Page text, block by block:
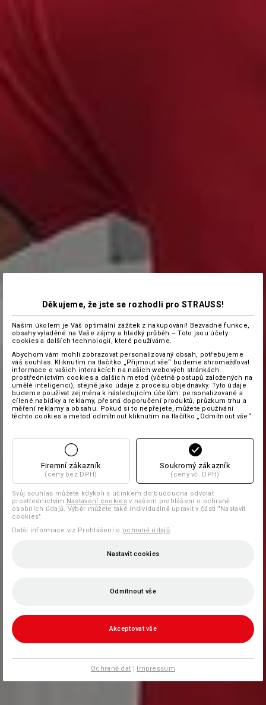
Děkujeme, že jste se rozhodli pro STRAUSS!
Naším úkolem je Váš optimální zážitek z nakupování! Bezvadné funkce,
obsahy vyladěné na Vaše zájmy a hladký průběh – Toto jsou účely
cookies a dalších technologií, které používáme.
Abychom vám mohli zobrazovat personalizovaný obsah, potřebujeme
váš souhlas. Kliknutím na tlačítko „Přijmout vše“ budeme shromažďovat
informace o vašich interakcích na našich webových stránkách
prostřednictvím cookies a dalších metod (včetně postupů založených na
umělé inteligenci), stejně jako údaje z procesu objednávky. Tyto údaje
budeme používat zejména k následujícím účelům: personalizované a
cílené nabídky a reklamy, přesná doporučení produktů, průzkum trhu a
měření reklamy a obsahu. Pokud si to nepřejete, můžete používání
těchto cookies a metod odmítnout kliknutím na tlačítko „Odmítnout vše“.
Firemní zákazník
(ceny bez DPH)
Soukromý zákazník
(ceny vč. DPH)
Svůj souhlas můžete kdykoli s účinkem do budoucna odvolat
prostřednictvím Nastavení cookiesv našem prohlášení o ochraně
osobních údajů. Výběr můžete také individuálně upravit v části "Nastavit
cookies".
Další informace viz Prohlášení o ochraně údajů.
Nastavit cookies
Odmítnout vše
Akceptovat vše
Ochraně dat | Impressum